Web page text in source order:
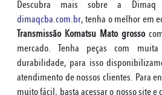
Descubra mais sobre a
dimaqcba.com.br, tenha o melhor em
Transmissão Komatsu Mato grosso
mercado. Tenha peças com
durabilidade, para isso
atendimento de nossos clientes. Para
muito fácil, basta acessar o nosso site e